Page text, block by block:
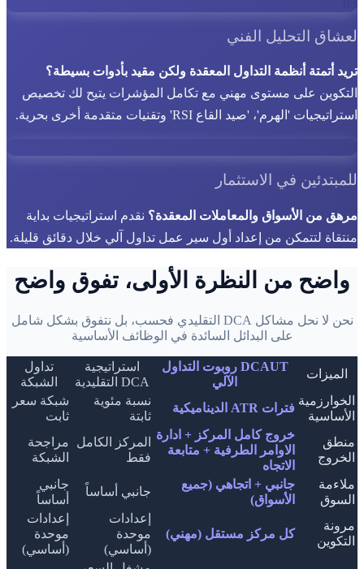
لعشاق التحليل الفني
تريد أتمتة أنظمة التداول المعقدة ولكن مقيد بأدوات بسيطة؟
التكوين على مستوى مهني مع تكامل المؤشرات يتيح لك تخصيص
استراتيجيات 'الهرم'، 'صيد القاع RSI' وتقنيات متقدمة أخرى بحرية.
للمبتدئين في الاستثمار
مرهق من الأسواق والمعاملات المعقدة؟ نقدم استراتيجيات بداية
منتقاة لتتمكن من إعداد أول سير عمل تداول آلي خلال دقائق قليلة.
واضح من النظرة الأولى، تفوق واضح
نحن لا نحل مشاكل DCA التقليدي فحسب، بل نتفوق بشكل شامل
على البدائل السائدة في الوظائف الأساسية
الميزات
DCAUT روبوت التداول
الآلي
استراتيجية
DCA التقليدية
تداول
الشبكة
الخوارزمية
الأساسية
فترات ATR الديناميكية
نسبة مئوية
ثابتة
شبكة سعر
ثابت
منطق
الخروج
خروج كامل المركز + ادارة
الاوامر الطرفية + متابعة
الاتجاه
المركز الكامل
فقط
مراجحة
الشبكة
ملاءمة
السوق
جانبي + اتجاهي (جميع
الأسواق)
جانبي أساساً
جانبي
أساساً
مرونة
التكوين
كل مركز مستقل (مهني)
إعدادات
موحدة
(أساسي)
إعدادات
موحدة
(أساسي)